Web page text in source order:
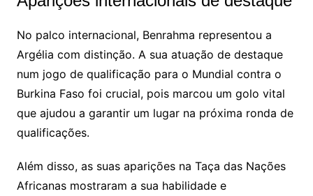
No palco internacional, Benrahma representou a
Argélia com distinção. A sua atuação de destaque
num jogo de qualificação para o Mundial contra o
Burkina Faso foi crucial, pois marcou um golo vital
que ajudou a garantir um lugar na próxima ronda de
qualificações.
Além disso, as suas aparições na Taça das Nações
Africanas mostraram a sua habilidade e